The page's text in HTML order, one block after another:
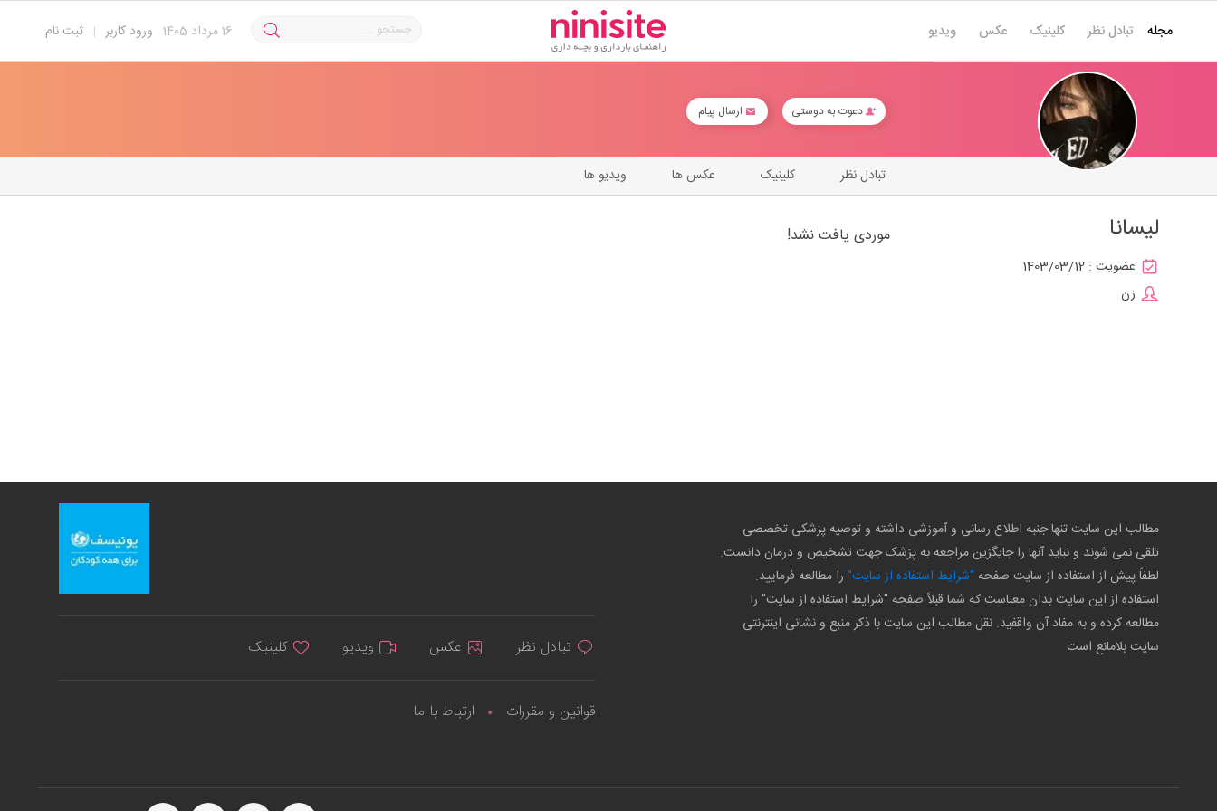
ثبت نام | ورود کاربر 16مرداد 1405 مجله تبادل نظر کلینیک عکس ویدیو
دعوت به دوستی ارسال پیام
ویدیو ها عکس ها کلینیک تبادل نظر
لیسانا
عضویت : 1403/03/12
زن
موردی یافت نشد!
مطالب این سایت تنها جنبه اطلاع رسانی و آموزشی داشته و توصیه پزشکی تخصصی
تلقی نمی شوند و نباید آنها را جایگزین مراجعه به پزشک جهت تشخیص و درمان دانست.
لطفاً پیش از استفاده از سایت صفحه "شرایط استفاده از سایت" را مطالعه فرمایید.
استفاده از این سایت بدان معناست که شما قبلاً صفحه "شرایط استفاده از سایت" را
مطالعه کرده و به مفاد آن واقفید. نقل مطالب این سایت با ذکر منبع و نشانی اینترنتی
سایت بلامانع است
تبادل نظر عکس ویدیو کلینیک
قوانین و مقررات ارتباط با ما